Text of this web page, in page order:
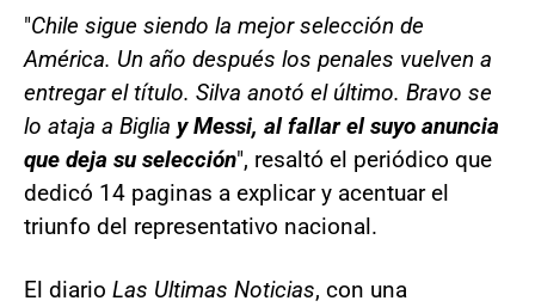
"Chile sigue siendo la mejor selección de
América. Un año después los penales vuelven a
entregar el título. Silva anotó el último. Bravo se
lo ataja a Biglia y Messi, al fallar el suyo anuncia
que deja su selección", resaltó el periódico que
dedicó 14 paginas a explicar y acentuar el
triunfo del representativo nacional.
El diario Las Ultimas Noticias, con una